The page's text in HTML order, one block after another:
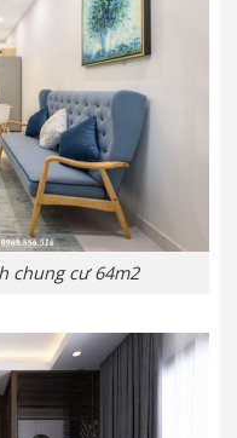
chung cư 64m2